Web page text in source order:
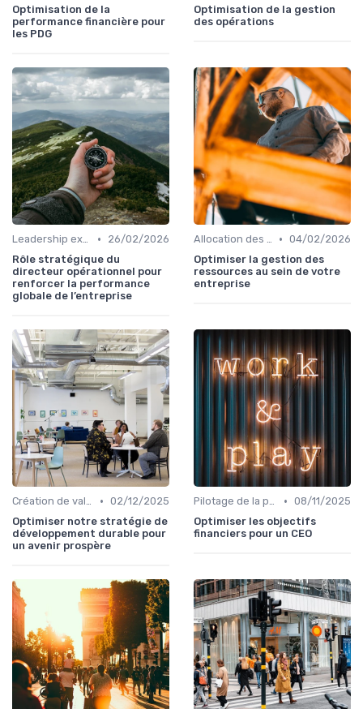
Optimisation de la
performance financière pour
les PDG
Optimisation de la gestion
des opérations
Leadership exécutif & prise de décision •
26/02/2026
Rôle stratégique du
directeur opérationnel pour
renforcer la performance
globale de l’entreprise
Allocation des ressources • 04/02/2026
Optimiser la gestion des
ressources au sein de votre
entreprise
Création de valeur durable • 02/12/2025
Optimiser notre stratégie de
développement durable pour
un avenir prospère
Pilotage de la performance globale • 08/11/2025
Optimiser les objectifs
financiers pour un CEO